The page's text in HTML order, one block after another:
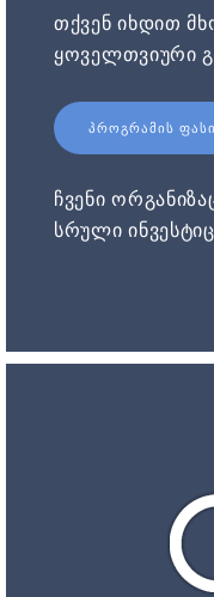
თქვენ იხდით
ყოველთვიური
ᲞᲠᲝᲒᲠᲐᲛᲘᲡ ᲤᲐᲡᲘ
ჩვენი
სრული